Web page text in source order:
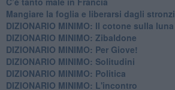
​Mangiare la foglia e liberarsi dagli stronzi
DIZIONARIO MINIMO: Il cotone sulla luna
DIZIONARIO MINIMO: Zibaldone
DIZIONARIO MINIMO: Per Giove!
DIZIONARIO MINIMO: Solitudini
DIZIONARIO MINIMO: Politica
DIZIONARIO MINIMO: L'incontro